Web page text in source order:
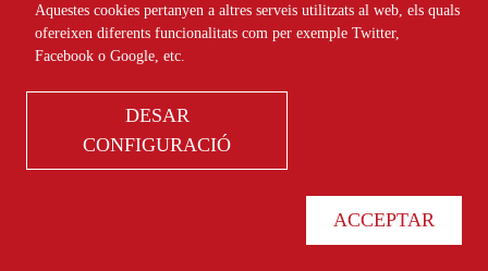
Aquestes cookies pertanyen a altres serveis utilitzats al web, els quals
ofereixen diferents funcionalitats com per exemple Twitter,
Facebook o Google, etc.
DESAR
CONFIGURACIÓ
ACCEPTAR
Vols facilitar la gestió documental de
l'entitat? Fes-ho amb aquestes eines